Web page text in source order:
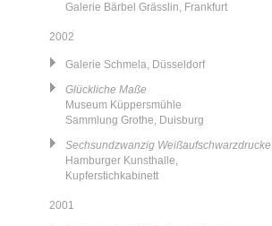
Galerie Bärbel Grässlin, Frankfurt
2002
Galerie Schmela, Düsseldorf
Glückliche Maße
Museum Küppersmühle
Sammlung Grothe, Duisburg
Sechsundzwanzig Weißaufschwarzdrucke
Hamburger Kunsthalle,
Kupferstichkabinett
2001